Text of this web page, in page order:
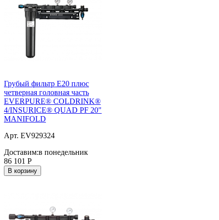
Грубый фильтр E20 плюс
четверная головная часть
EVERPURE® COLDRINK®
4/INSURICE® QUAD PF 20"
MANIFOLD
Арт. EV929324
Доставим:в понедельник
86 101 Р
В корзину